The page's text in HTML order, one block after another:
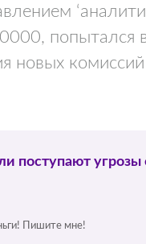
попытался
новых
поступают
Пишите мне!